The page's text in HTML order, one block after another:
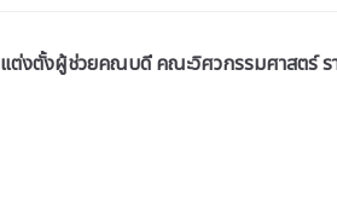
แต่งตั้งผู้ช่วยคณบดี คณะวิศวกรรมศาสตร์ ร